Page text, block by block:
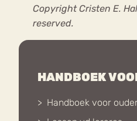
HANDBOEK
Handboek voor
Copyright Cristen E.
reserved.